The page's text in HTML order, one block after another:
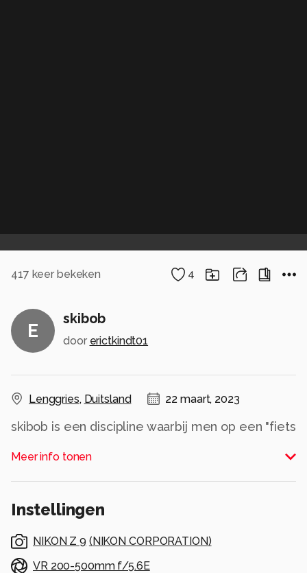
417 keer bekeken 4
E
skibob
door erictkindt01
Lenggries, Duitsland 22 maart, 2023
skibob is een discipline waarbij men op een "fiets
superslalomwedstrijden
Meer info tonen
Instellingen
NIKON Z 9 (NIKON CORPORATION)
VR 200-500mm f/5.6E